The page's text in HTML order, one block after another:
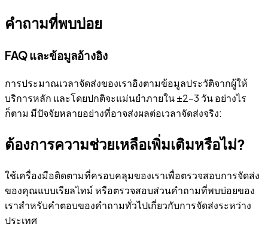
คำถามที่พบบ่อย
FAQ และข้อมูลอ้างอิง
การประมาณเวลาจัดส่งของเราอิงตามข้อมูลประวัติจากผู้ให้
บริการหลัก และโดยปกติจะแม่นยำภายใน ±2-3 วัน อย่างไร
ก็ตาม มีปัจจัยหลายอย่างที่อาจส่งผลต่อเวลาจัดส่งจริง:
ต้องการความช่วยเหลือเพิ่มเติมหรือไม่?
ใช้เครื่องมือติดตามที่ครอบคลุมของเราเพื่อตรวจสอบการจัดส่ง
ของคุณแบบเรียลไทม์ หรือตรวจสอบส่วนคำถามที่พบบ่อยของ
เราสำหรับคำตอบของคำถามทั่วไปเกี่ยวกับการจัดส่งระหว่าง
ประเทศ